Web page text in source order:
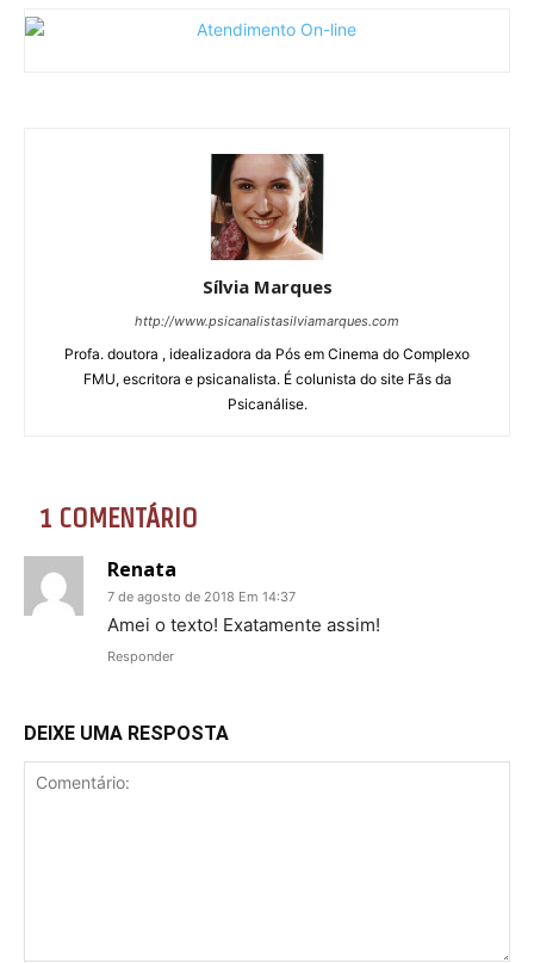
Sílvia Marques
http://www.psicanalistasilviamarques.com
Profa. doutora , idealizadora da Pós em Cinema do Complexo
FMU, escritora e psicanalista. É colunista do site Fãs da
Psicanálise.
1 COMENTÁRIO
Renata
7 de agosto de 2018 Em 14:37
Amei o texto! Exatamente assim!
Responder
DEIXE UMA RESPOSTA